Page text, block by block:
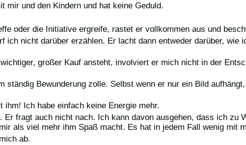
mir und den Kindern und hat keine Geduld.
oder die Initiative ergreife, rastet er vollkommen aus und
ich nicht darüber erzählen. Er lacht dann entweder darüber,
großer Kauf ansteht, involviert er mich nicht in der
ständig Bewunderung zolle. Selbst wenn er nur ein Bild
Ich habe einfach keine Energie mehr.
fragt auch nicht nach. Ich kann davon ausgehen, dass ich zu
als viel mehr ihm Spaß macht. Es hat in jedem Fall wenig mit
ab.